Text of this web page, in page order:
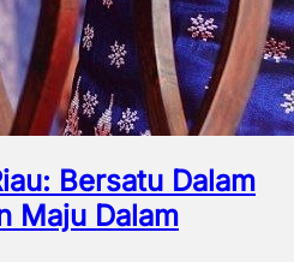
Bersatu Dalam
Maju Dalam